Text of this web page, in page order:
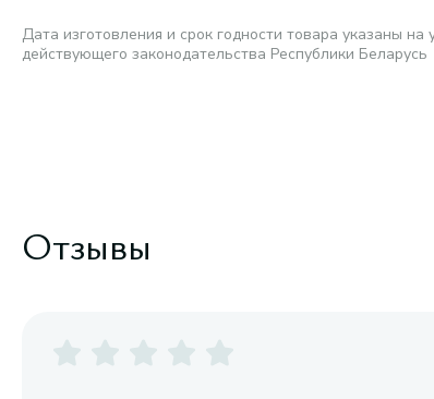
Дата изготовления и срок годности товара указаны на
действующего законодательства Республики Беларусь
Отзывы